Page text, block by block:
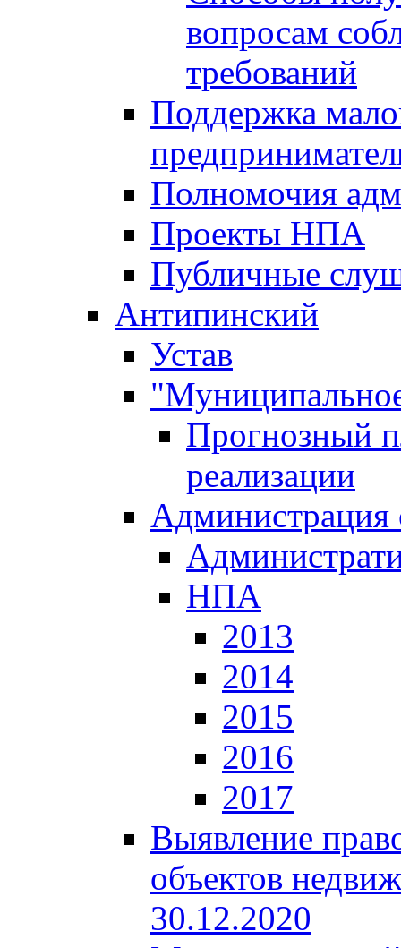
вопросам
требований
Поддержка
Полномочия
Проекты НПА
Публичные
Антипинский
Устав
Прогнозный
реализации
Администрация
НПА
2013
2014
2015
2016
2017
Выявление
объектов
30.12.2020